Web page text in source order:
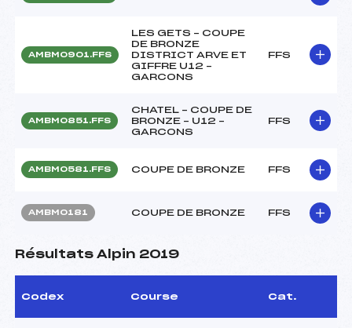
AMBM0901.FFS
LES GETS – COUPE
DE BRONZE
DISTRICT ARVE ET
GIFFRE U12 –
GARCONS
FFS
AMBM0851.FFS
CHATEL – COUPE DE
BRONZE – U12 –
GARCONS
FFS
AMBM0581.FFS COUPE DE BRONZE FFS
AMBM0181 COUPE DE BRONZE FFS
Résultats Alpin 2019
Codex Course Cat.